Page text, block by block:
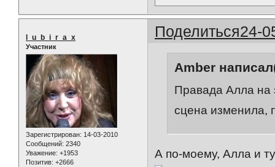
Поделиться24-
l_u_b_i_r_a_x
Участник
Зарегистрирован: 14-03-2010
Сообщений: 2340
Уважение: +1953
Позитив: +2666
Amber
Правада Алла на
сцена изменила,
А по-моему, Алла и